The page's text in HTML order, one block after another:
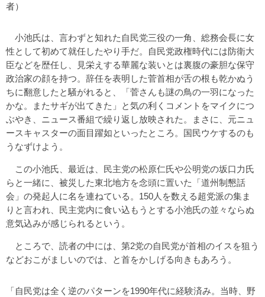
者）
小池氏は、言わずと知れた自民党三役の一角、総務会長に女
性として初めて就任したやり手だ。自民党政権時代には防衛大
臣などを歴任し、見栄えする華麗な装いとは裏腹の豪胆な保守
政治家の顔を持つ。辞任を表明した菅首相が舌の根も乾かぬう
ちに翻意したと騒がれると、「菅さんも謎の鳥の一羽になった
かな。またサギが出てきた」と気の利くコメントをマイクにつ
ぶやき、ニュース番組で繰り返し放映された。まさに、元ニュ
ースキャスターの面目躍如といったところ。国民ウケするのも
うなずけよう。
この小池氏、最近は、民主党の松原仁氏や公明党の坂口力氏
らと一緒に、被災した東北地方を念頭に置いた「道州制懇話
会」の発起人に名を連ねている。150人を数える超党派の集ま
りと言われ、民主党内に食い込もうとする小池氏の並々ならぬ
意気込みが感じられるという。
ところで、読者の中には、第2党の自民党が首相のイスを狙う
などおこがましいのでは、と首をかしげる向きもあろう。
「自民党は全く逆のパターンを1990年代に経験済み。当時、野